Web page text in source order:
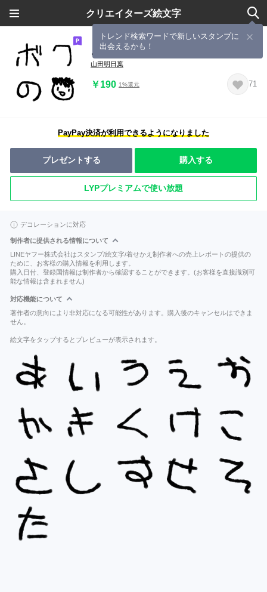
クリエイターズ絵文字
トレンド検索ワードで新しいスタンプに
出会えるかも！
ようちえんじのもじ
山田明日葉
￥190 1%還元 71
PayPay決済が利用できるようになりました
プレゼントする 購入する
LYPプレミアムで使い放題
デコレーションに対応
制作者に提供される情報について
LINEヤフー株式会社はスタンプ/絵文字/着せかえ制作者への売上レポートの提供の
ために、お客様の購入情報を利用します。
購入日付、登録国情報は制作者から確認することができます。(お客様を直接識別可
能な情報は含まれません)
対応機能について
著作者の意向により非対応になる可能性があります。購入後のキャンセルはできま
せん。
絵文字をタップするとプレビューが表示されます。